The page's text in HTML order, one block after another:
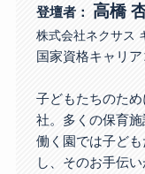
登壇者： 高橋
株式会社ネクサス
国家資格キャリ
子どもたちのた
社。多くの保育
働く園では子ど
し、そのお手伝